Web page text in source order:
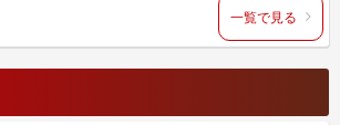
一覧で見る